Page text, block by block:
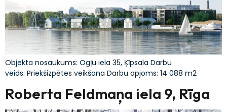
Objekta nosaukums: Ogļu iela 35, Ķīpsala Darbu
veids: Priekšizpētes veikšana Darbu apjoms: 14 088 m2
Roberta Feldmaņa iela 9, Rīga